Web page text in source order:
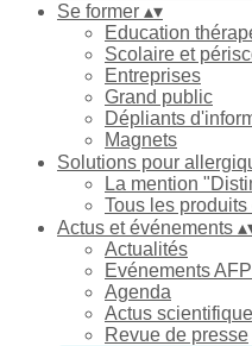
Se former ▴▾
Education
Scolaire et
Entreprises
Grand public
Dépliants
Magnets
Solutions pour
La mention
Tous les
Actus et événements ▴
Actualités
Evénements
Agenda
Actus
Revue de presse